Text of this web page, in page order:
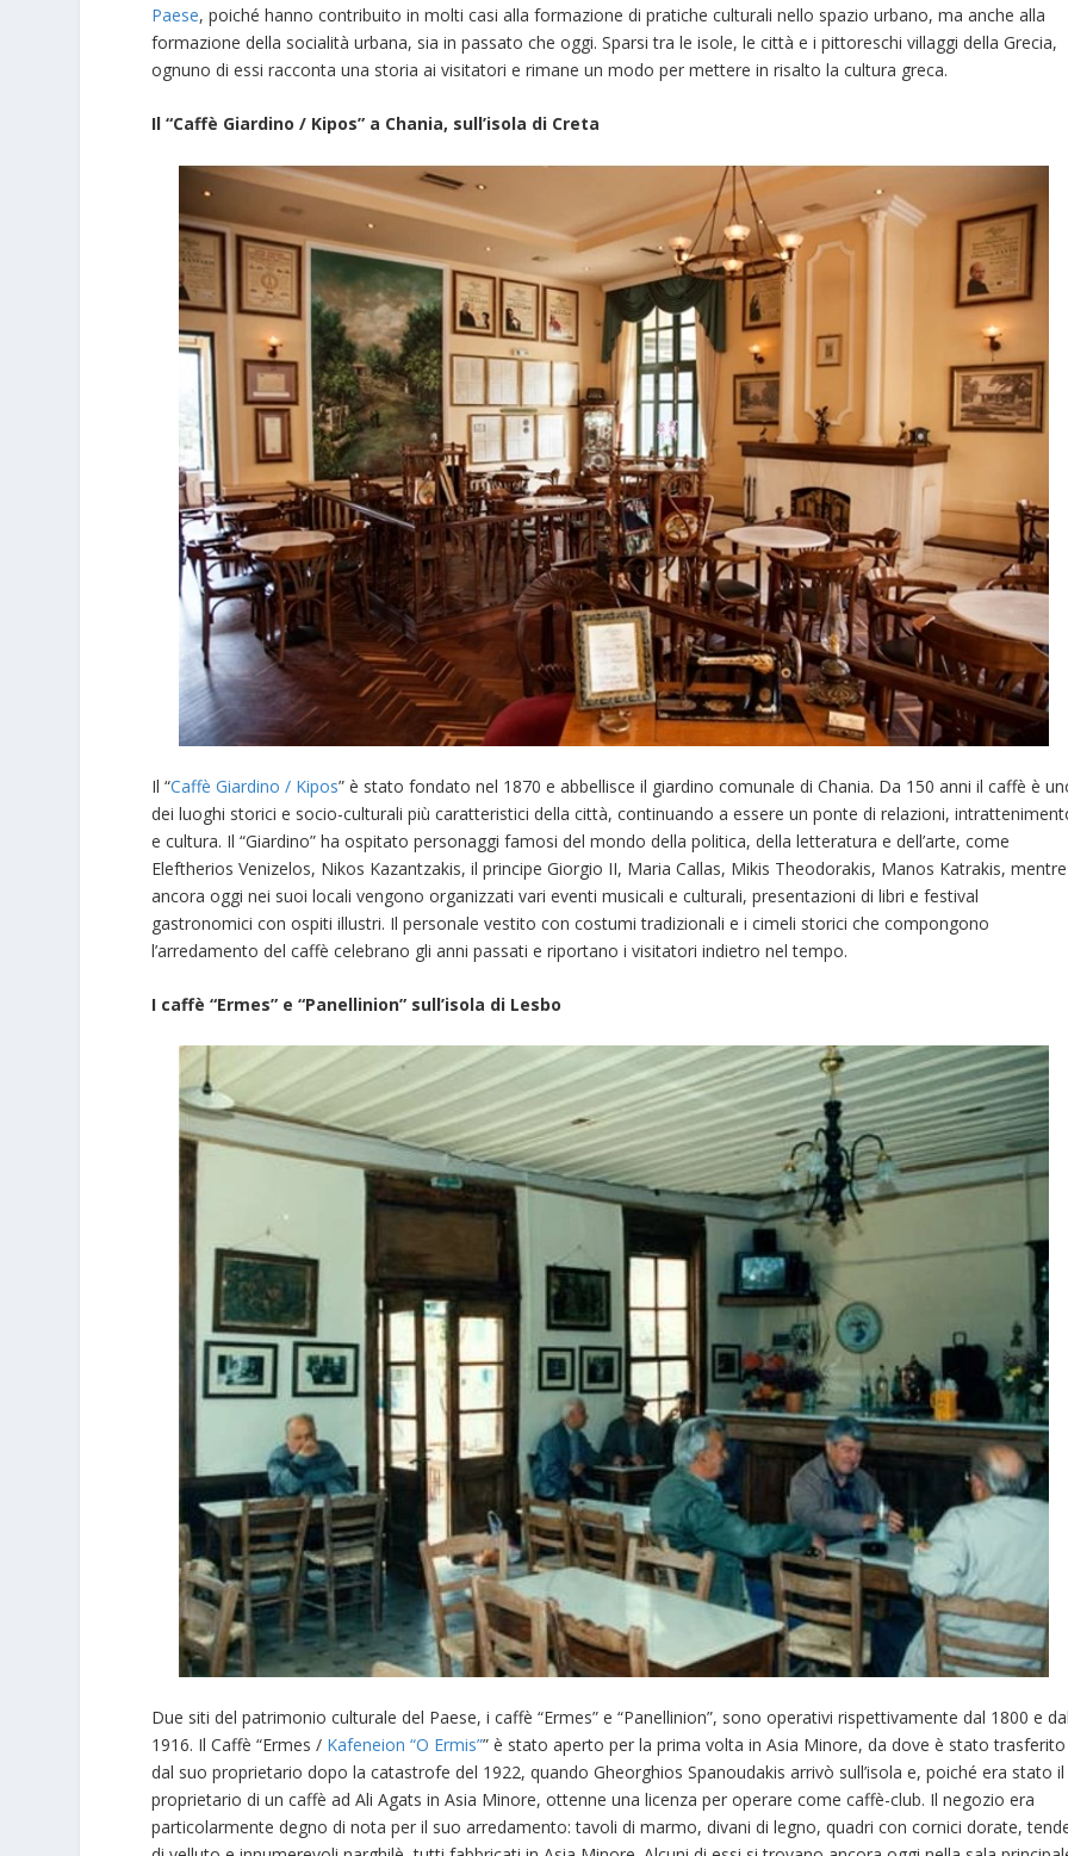
Paese, poiché hanno contribuito in molti casi alla formazione di pratiche culturali nello spazio urbano, ma anche alla
formazione della socialità urbana, sia in passato che oggi. Sparsi tra le isole, le città e i pittoreschi villaggi della Grecia,
ognuno di essi racconta una storia ai visitatori e rimane un modo per mettere in risalto la cultura greca.
Il “Caffè Giardino / Kipos” a Chania, sull’isola di Creta
Il “Caffè Giardino / Kipos” è stato fondato nel 1870 e abbellisce il giardino comunale di Chania. Da 150 anni il caffè è
dei luoghi storici e socio-culturali più caratteristici della città, continuando a essere un ponte di relazioni,
e cultura. Il “Giardino” ha ospitato personaggi famosi del mondo della politica, della letteratura e dell’arte, come
Eleftherios Venizelos, Nikos Kazantzakis, il principe Giorgio II, Maria Callas, Mikis Theodorakis, Manos Katrakis, mentre
ancora oggi nei suoi locali vengono organizzati vari eventi musicali e culturali, presentazioni di libri e festival
gastronomici con ospiti illustri. Il personale vestito con costumi tradizionali e i cimeli storici che compongono
l’arredamento del caffè celebrano gli anni passati e riportano i visitatori indietro nel tempo.
I caffè “Εrmes” e “Panellinion” sull’isola di Lesbo
Due siti del patrimonio culturale del Paese, i caffè “Ermes” e “Panellinion”, sono operativi rispettivamente dal 1800 e
1916. Il Caffè “Ermes / Kafeneion “O Ermis”” è stato aperto per la prima volta in Asia Minore, da dove è stato trasferito
dal suo proprietario dopo la catastrofe del 1922, quando Gheorghios Spanoudakis arrivò sull’isola e, poiché era stato il
proprietario di un caffè ad Ali Agats in Asia Minore, ottenne una licenza per operare come caffè-club. Il negozio era
particolarmente degno di nota per il suo arredamento: tavoli di marmo, divani di legno, quadri con cornici dorate,